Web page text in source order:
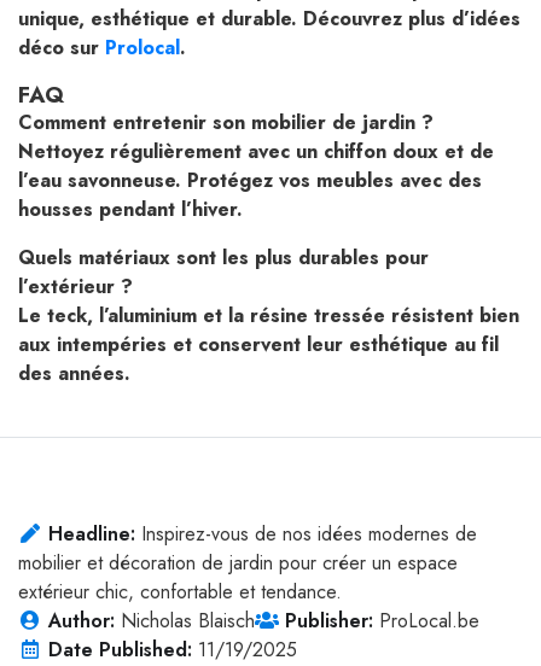
unique, esthétique et durable. Découvrez plus d’idées
déco sur Prolocal.
FAQ
Comment entretenir son mobilier de jardin ?
Nettoyez régulièrement avec un chiffon doux et de
l’eau savonneuse. Protégez vos meubles avec des
housses pendant l’hiver.
Quels matériaux sont les plus durables pour
l’extérieur ?
Le teck, l’aluminium et la résine tressée résistent bien
aux intempéries et conservent leur esthétique au fil
des années.
Headline: Inspirez-vous de nos idées modernes de
mobilier et décoration de jardin pour créer un espace
extérieur chic, confortable et tendance.
Author: Nicholas Blaisch Publisher: ProLocal.be
Date Published: 11/19/2025